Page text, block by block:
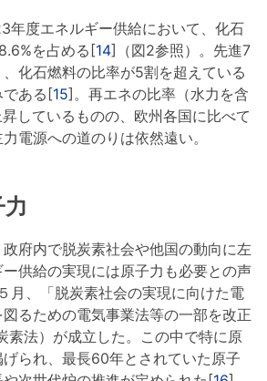
度エネルギー供給において、化石
を占める[14]（図2参照）。先進7
化石燃料の比率が5割を超えている
である[15]。再エネの比率（水力を含
しているものの、欧州各国に比べて
電源への道のりは依然遠い。
府内で脱炭素社会や他国の動向に左
供給の実現には原子力も必要との声
月、「脱炭素社会の実現に向けた電
るための電気事業法等の一部を改正
素法）が成立した。この中で特に原
られ、最長60年とされていた原子